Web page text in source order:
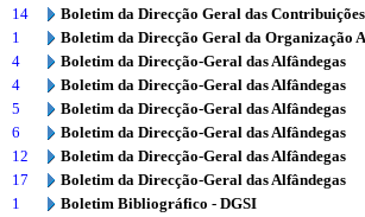
14
Boletim da Direcção Geral das
1
Boletim da Direcção Geral da Organização
4
Boletim da Direcção-Geral das Alfândegas
4
Boletim da Direcção-Geral das Alfândegas
5
Boletim da Direcção-Geral das Alfândegas
6
Boletim da Direcção-Geral das Alfândegas
12
Boletim da Direcção-Geral das Alfândegas
17
Boletim da Direcção-Geral das Alfândegas
1
Boletim Bibliográfico - DGSI